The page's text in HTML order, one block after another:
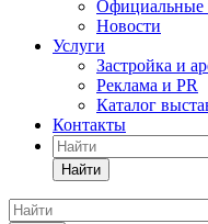
Официальные
Новости
Услуги
Застройка и
Реклама и PR
Каталог
Контакты
Найти